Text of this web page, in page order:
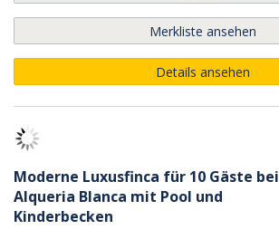
Merkliste ansehen
Details ansehen
Moderne Luxusfinca für 10 Gäste bei
Alqueria Blanca mit Pool und
Kinderbecken